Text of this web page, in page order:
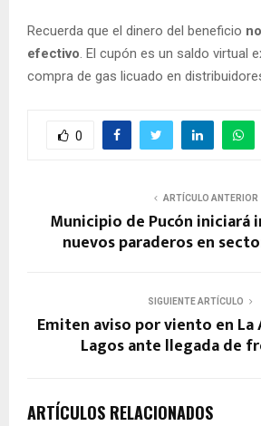
Recuerda que el dinero del beneficio
efectivo. El cupón es un saldo virtual
compra de gas licuado en
0
ARTÍCULO ANTERIOR
Municipio de Pucón iniciará
nuevos paraderos en
SIGUIENTE ARTÍCULO
Emiten aviso por viento en La
Lagos ante llegada de
ARTÍCULOS RELACIONADOS